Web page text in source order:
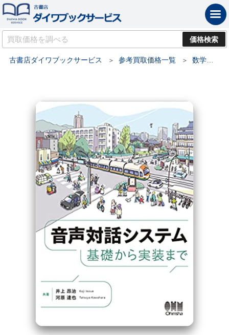
古書店ダイワブックサービス 参考買取価格一覧 数学書・物理学・理工学の買取価格